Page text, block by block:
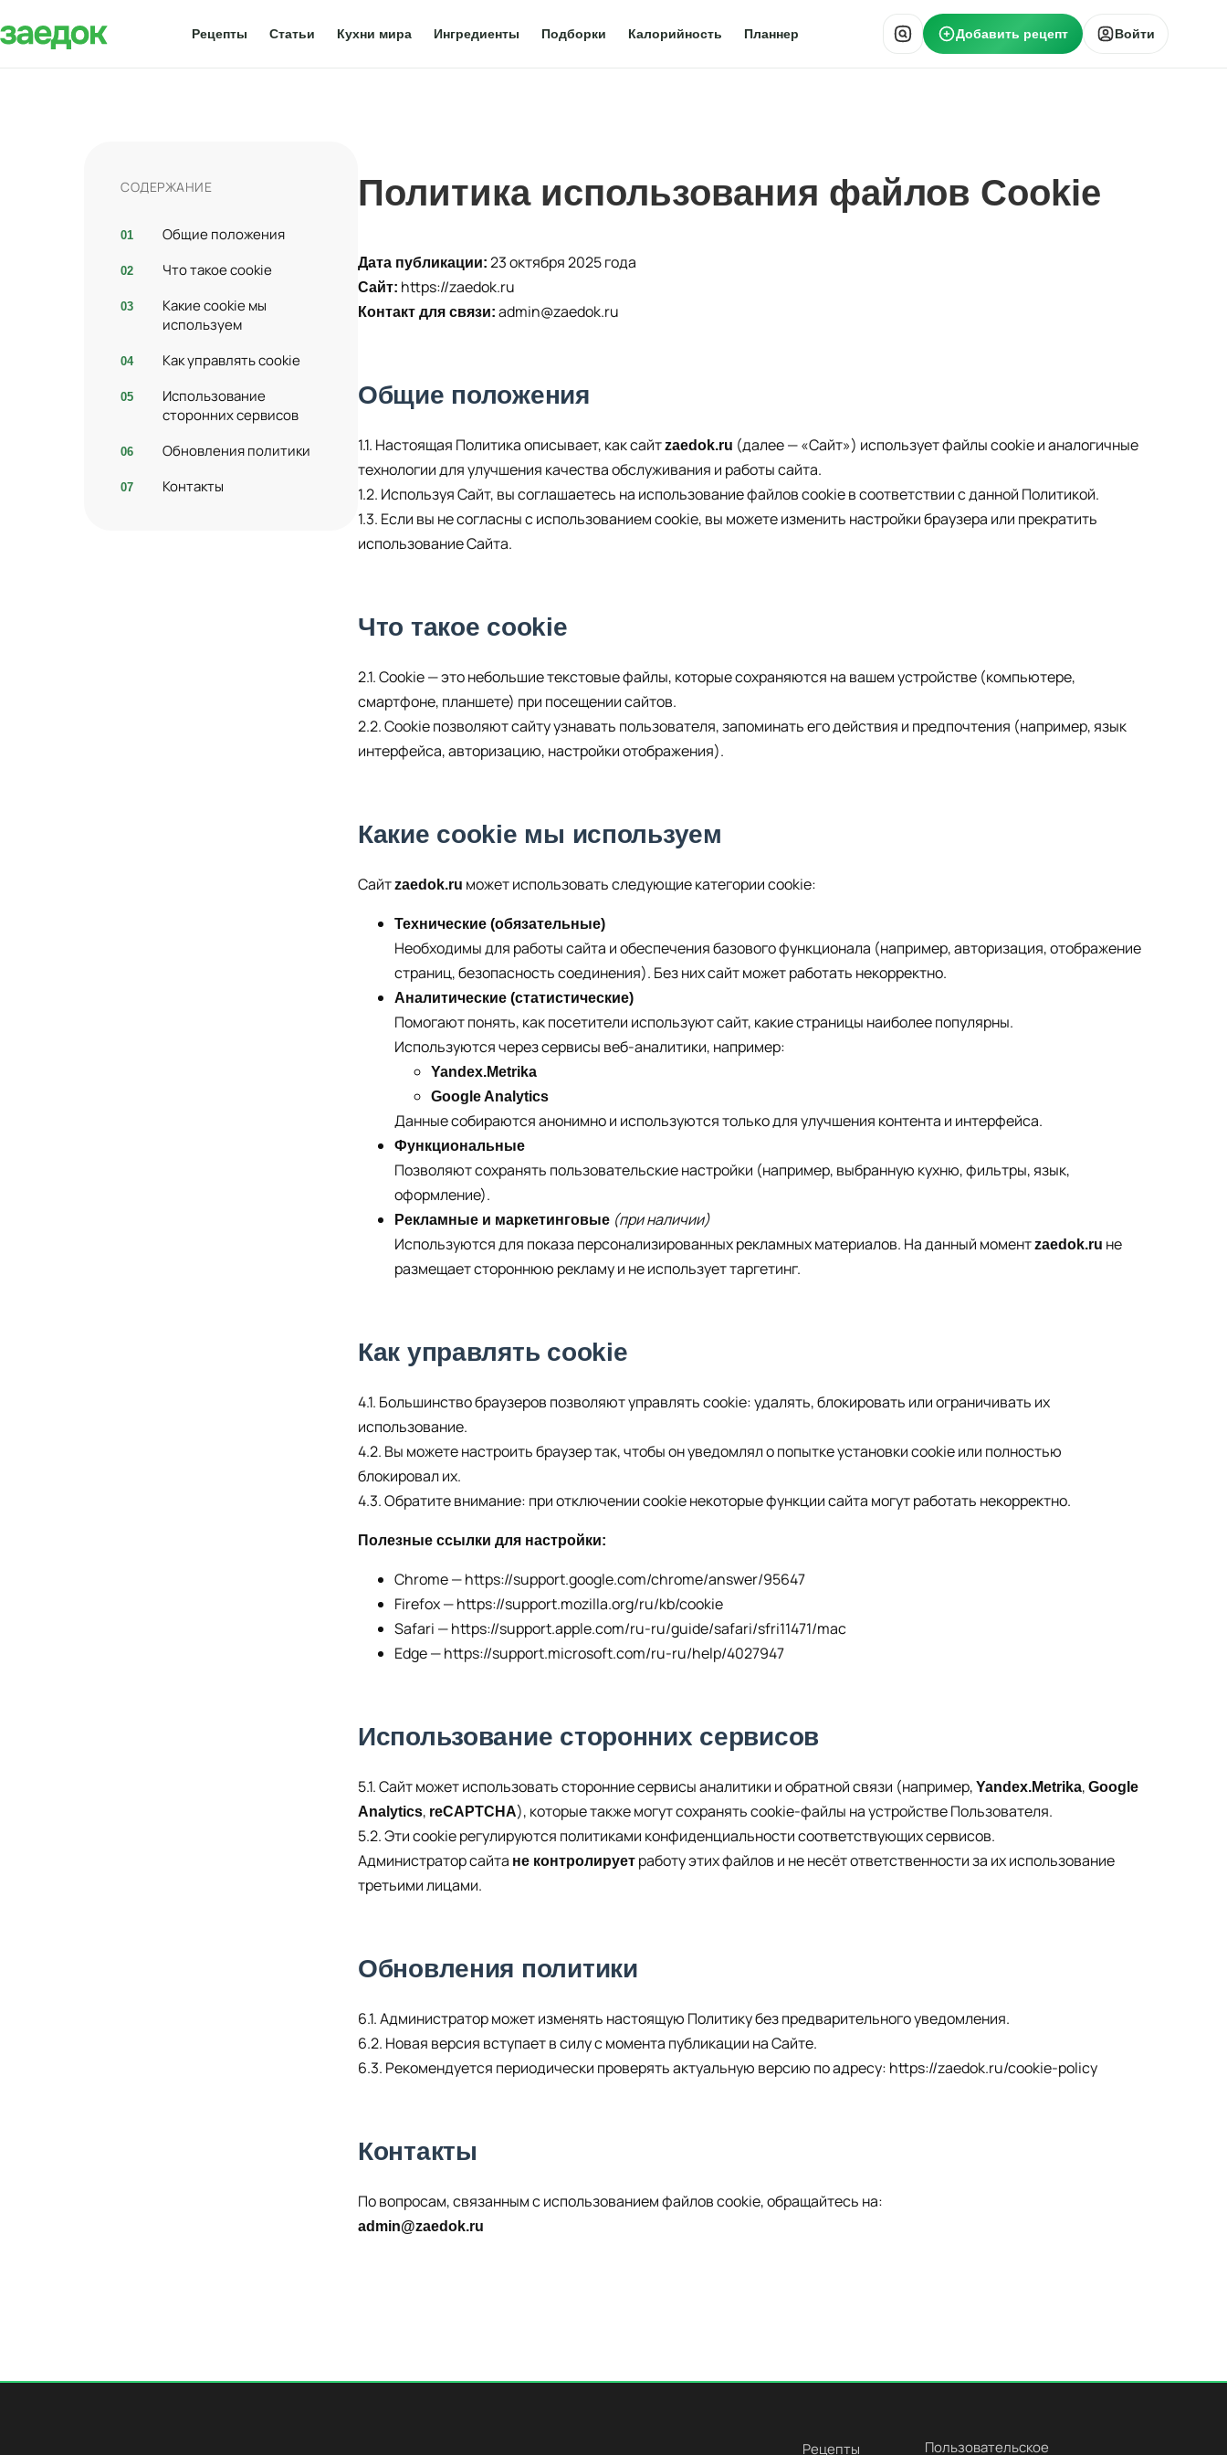
Рецепты Статьи Кухни мира Ингредиенты Подборки Калорийность Планнер Добавить рецепт Войти
СОДЕРЖАНИЕ
Общие положения
Что такое cookie
Какие cookie мы
используем
Как управлять cookie
Использование
сторонних сервисов
Обновления политики
Контакты
Политика использования файлов Cookie
Дата публикации: 23 октября 2025 года
Сайт: https://zaedok.ru
Контакт для связи: admin@zaedok.ru
Общие положения
1.1. Настоящая Политика описывает, как сайтzaedok.ru (далее — «Сайт») использует файлы cookie и аналогичные
технологии для улучшения качества обслуживания и работы сайта.
1.2. Используя Сайт, вы соглашаетесь на использование файлов cookie в соответствии с данной Политикой.
1.3. Если вы не согласны с использованием cookie, вы можете изменить настройки браузера или прекратить
использование Сайта.
Что такое cookie
2.1. Cookie — это небольшие текстовые файлы, которые сохраняются на вашем устройстве (компьютере,
смартфоне, планшете) при посещении сайтов.
2.2. Cookie позволяют сайту узнавать пользователя, запоминать его действия и предпочтения (например, язык
интерфейса, авторизацию, настройки отображения).
Какие cookie мы используем
Сайтzaedok.ru может использовать следующие категории cookie:
Технические (обязательные)
Необходимы для работы сайта и обеспечения базового функционала (например, авторизация, отображение
страниц, безопасность соединения). Без них сайт может работать некорректно.
Аналитические (статистические)
Помогают понять, как посетители используют сайт, какие страницы наиболее популярны.
Используются через сервисы веб-аналитики, например:
Yandex.Metrika
Google Analytics
Данные собираются анонимно и используются только для улучшения контента и интерфейса.
Функциональные
Позволяют сохранять пользовательские настройки (например, выбранную кухню, фильтры, язык,
оформление).
Рекламные и маркетинговые (при наличии)
Используются для показа персонализированных рекламных материалов. На данный моментzaedok.ru не
размещает стороннюю рекламу и не использует таргетинг.
Как управлять cookie
4.1. Большинство браузеров позволяют управлять cookie: удалять, блокировать или ограничивать их
использование.
4.2. Вы можете настроить браузер так, чтобы он уведомлял о попытке установки cookie или полностью
блокировал их.
4.3. Обратите внимание: при отключении cookie некоторые функции сайта могут работать некорректно.
Полезные ссылки для настройки:
Chrome —https://support.google.com/chrome/answer/95647
Firefox —https://support.mozilla.org/ru/kb/cookie
Safari —https://support.apple.com/ru-ru/guide/safari/sfri11471/mac
Edge —https://support.microsoft.com/ru-ru/help/4027947
Использование сторонних сервисов
5.1. Сайт может использовать сторонние сервисы аналитики и обратной связи (например, Yandex.Metrika, Google
Analytics, reCAPTCHA), которые также могут сохранять cookie-файлы на устройстве Пользователя.
5.2. Эти cookie регулируются политиками конфиденциальности соответствующих сервисов.
Администратор сайта не контролирует работу этих файлов и не несёт ответственности за их использование
третьими лицами.
Обновления политики
6.1. Администратор может изменять настоящую Политику без предварительного уведомления.
6.2. Новая версия вступает в силу с момента публикации на Сайте.
6.3. Рекомендуется периодически проверять актуальную версию по адресу: https://zaedok.ru/cookie-policy
Контакты
По вопросам, связанным с использованием файлов cookie, обращайтесь на:
admin@zaedok.ru
Рецепты Пользовательское